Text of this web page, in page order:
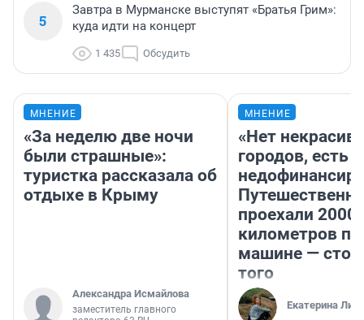
5
Завтра в Мурманске выступят «Братья Грим»:
куда идти на концерт
1 435 Обсудить
МНЕНИЕ
«За неделю две ночи
были страшные»:
туристка рассказала об
отдыхе в Крыму
Александра Исмайлова
заместитель главного
МНЕНИЕ
«Нет
городов, есть
проехали 2000
километров по
машине —
того
Екатерина